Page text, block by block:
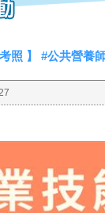
照 】 #公共營養